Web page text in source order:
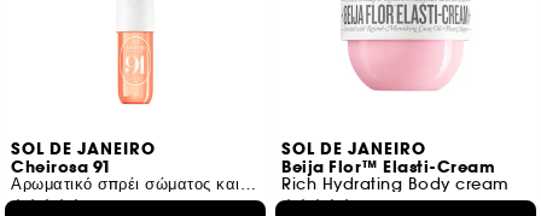
SOL DE JANEIRO
Cheirosa 91
Αρωματικό σπρέι σώματος και μαλλιών
572
SOL DE JANEIRO
Beija Flor™ Elasti-Cream
Rich Hydrating Body cream
21